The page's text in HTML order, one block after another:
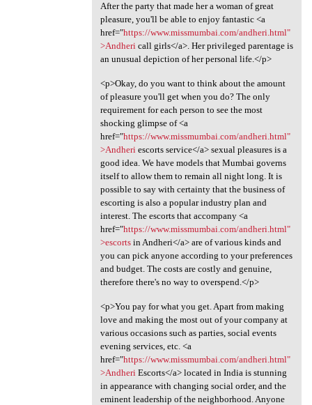
After the party that made her a woman of great
pleasure, you'll be able to enjoy fantastic <a
href="https://www.missmumbai.com/andheri.html"
>Andhericall girls</a>. Her privileged parentage is
an unusual depiction of her personal life.</p>
<p>Okay, do you want to think about the amount
of pleasure you'll get when you do? The only
requirement for each person to see the most
shocking glimpse of <a
href="https://www.missmumbai.com/andheri.html"
>Andheri escorts service</a> sexual pleasures is a
good idea. We have models that Mumbai governs
itself to allow them to remain all night long. It is
possible to say with certainty that the business of
escorting is also a popular industry plan and
interest. The escorts that accompany <a
href="https://www.missmumbai.com/andheri.html"
>escortsin Andheri</a> are of various kinds and
you can pick anyone according to your preferences
and budget. The costs are costly and genuine,
therefore there's no way to overspend.</p>
<p>You pay for what you get. Apart from making
love and making the most out of your company at
various occasions such as parties, social events
evening services, etc. <a
href="https://www.missmumbai.com/andheri.html"
>Andheri Escorts</a> located in India is stunning
in appearance with changing social order, and the
eminent leadership of the neighborhood. Anyone